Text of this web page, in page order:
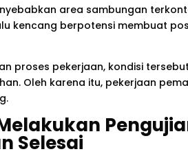
area sambungan
kencang berpotensi membuat
proses pekerjaan, kondisi
Oleh karena itu, pekerjaan
Selesai